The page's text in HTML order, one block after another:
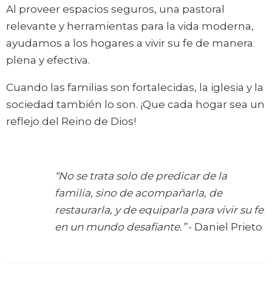
Al proveer espacios seguros, una pastoral
relevante y herramientas para la vida moderna,
ayudamos a los hogares a vivir su fe de manera
plena y efectiva.
Cuando las familias son fortalecidas, la iglesia y la
sociedad también lo son. ¡Que cada hogar sea un
reflejo del Reino de Dios!
“No se trata solo de predicar de la
familia, sino de acompañarla, de
restaurarla, y de equiparla para vivir su fe
en un mundo desafiante.”- Daniel Prieto